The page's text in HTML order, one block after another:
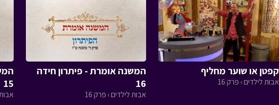
קפטן או שוער מחליף
אבות לילדים › פרק 16
המשנה אומרת - פיתרון חידה
16
אבות לילדים › פרק 16
15